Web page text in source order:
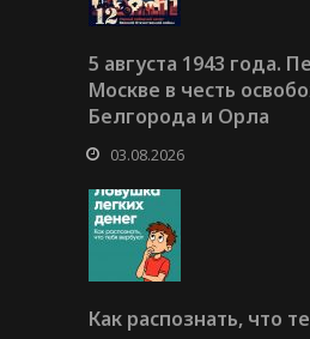
5 августа 1943 года.
Москве в честь
Белгорода и Орла
03.08.2026
Как распознать, что